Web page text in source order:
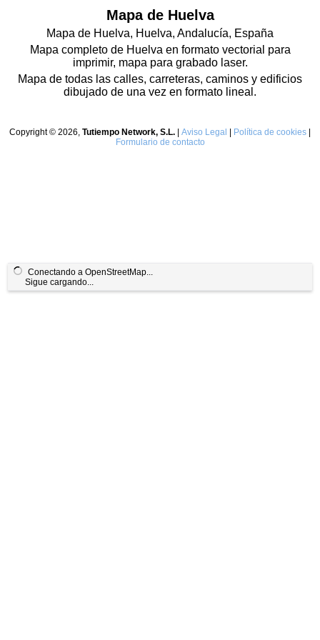
Conectando a OpenStreetMap...
Sigue cargando...
Mapa de Huelva
Mapa de Huelva, Huelva, Andalucía, España
Mapa completo de Huelva en formato vectorial para
imprimir, mapa para grabado laser.
Mapa de todas las calles, carreteras, caminos y edificios
dibujado de una vez en formato lineal.
Copyright © 2026, Tutiempo Network, S.L. Aviso Legal Política de cookies
Formulario de contacto